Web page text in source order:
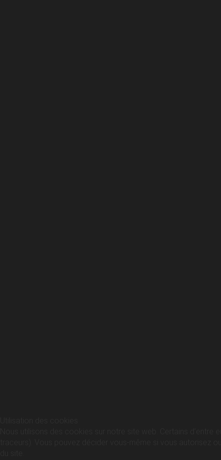
Nous utilisons des cookies sur notre site web. Certains
traceurs). Vous pouvez décider vous-même si vous autorisez